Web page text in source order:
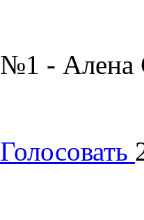
№1 - Алена
Голосовать